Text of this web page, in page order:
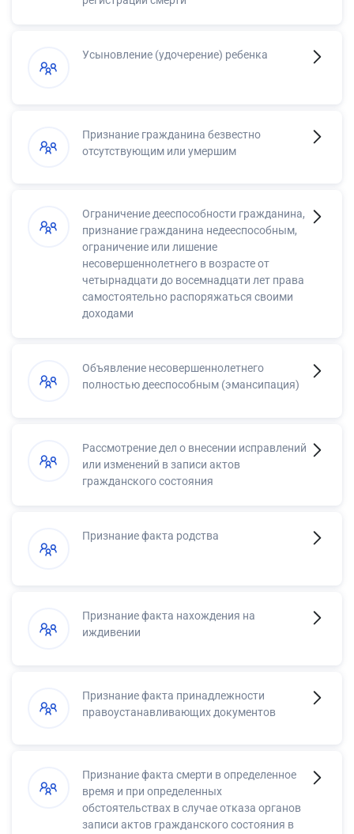
Усыновление (удочерение) ребенка
Признание гражданина безвестно
отсутствующим или умершим
Ограничение дееспособности гражданина,
признание гражданина недееспособным,
ограничение или лишение
несовершеннолетнего в возрасте от
четырнадцати до восемнадцати лет права
самостоятельно распоряжаться своими
доходами
Объявление несовершеннолетнего
полностью дееспособным (эмансипация)
Рассмотрение дел о внесении исправлений
или изменений в записи актов
гражданского состояния
Признание факта родства
Признание факта нахождения на
иждивении
Признание факта принадлежности
правоустанавливающих документов
Признание факта смерти в определенное
время и при определенных
обстоятельствах в случае отказа органов
записи актов гражданского состояния в